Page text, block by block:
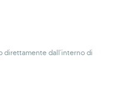
direttamente dall'interno di